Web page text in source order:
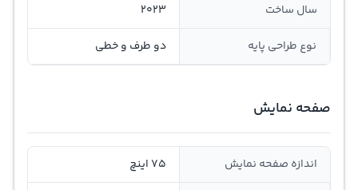
سال ساخت 2023
نوع طراحی پایه دو طرف و خطی
صفحه نمایش
اندازه صفحه نمایش 75 اینچ